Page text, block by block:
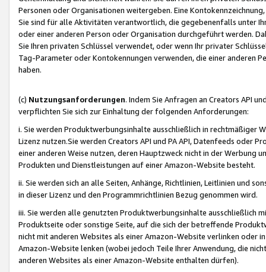
Personen oder Organisationen weitergeben. Eine
Sie sind für alle Aktivitäten verantwortlich, die gegebenenfalls unter
oder einer anderen Person oder Organisation durchgeführt werden.
Sie Ihren privaten Schlüssel verwendet, oder wenn Ihr privater
Tag-Parameter oder Kontokennungen verwenden, die einer anderen
haben.
(c) Nutzungsanforderungen. Indem Sie Anfragen an Creators API
verpflichten Sie sich zur Einhaltung der folgenden Anforderungen:
i. Sie werden Produktwerbungsinhalte ausschließlich in rechtmäßiger
Lizenz nutzen.Sie werden Creators API und PA API, Datenfeeds oder
einer anderen Weise nutzen, deren Hauptzweck nicht in der Werbung
Produkten und Dienstleistungen auf einer Amazon-Website besteht.
ii. Sie werden sich an alle Seiten, Anhänge, Richtlinien, Leitlinien und
in dieser Lizenz und den Programmrichtlinien Bezug genommen wird.
iii. Sie werden alle genutzten Produktwerbungsinhalte ausschließlich
Produktseite oder sonstige Seite, auf die sich der betreffende
nicht mit anderen Websites als einer Amazon-Website verlinken oder
Amazon-Website lenken (wobei jedoch Teile Ihrer Anwendung, die
anderen Websites als einer Amazon-Website enthalten dürfen).